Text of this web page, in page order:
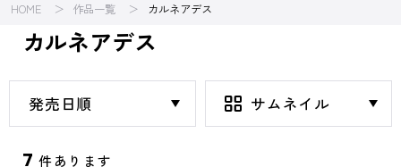
HOME 作品一覧 カルネアデス
カルネアデス
7 件あります